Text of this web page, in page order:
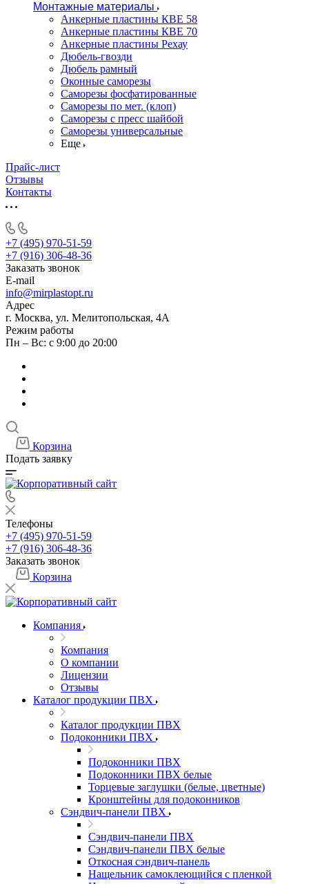
Монтажные материалы
Анкерные пластины КВЕ 58
Анкерные пластины КВЕ 70
Анкерные пластины Рехау
Дюбель-гвозди
Дюбель рамный
Оконные саморезы
Саморезы фосфатированные
Саморезы по мет. (клоп)
Саморезы с пресс шайбой
Саморезы универсальные
Еще
Прайс-лист
Отзывы
Контакты
+7 (495) 970-51-59
+7 (916) 306-48-36
Заказать звонок
E-mail
info@mirplastopt.ru
Адрес
г. Москва, ул. Мелитопольская, 4А
Режим работы
Пн – Вс: с 9:00 до 20:00
Корзина
Подать заявку
Телефоны
+7 (495) 970-51-59
+7 (916) 306-48-36
Заказать звонок
Корзина
Компания
Компания
О компании
Лицензии
Отзывы
Каталог продукции ПВХ
Каталог продукции ПВХ
Подоконники ПВХ
Подоконники ПВХ
Подоконники ПВХ белые
Торцевые заглушки (белые, цветные)
Кронштейны для подоконников
Сэндвич-панели ПВХ
Сэндвич-панели ПВХ
Сэндвич-панели ПВХ белые
Откосная сэндвич-панель
Нащельник самоклеющийся с пленкой